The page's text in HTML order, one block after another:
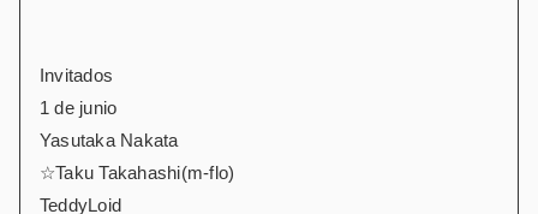
Invitados
1 de junio
Yasutaka Nakata
☆Taku Takahashi(m-flo)
TeddyLoid